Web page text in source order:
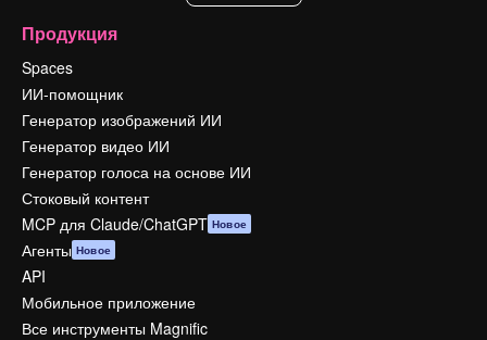
Продукция
Spaces
ИИ-помощник
Генератор изображений ИИ
Генератор видео ИИ
Генератор голоса на основе ИИ
Стоковый контент
MCP для Claude/ChatGPT Новое
Агенты Новое
API
Мобильное приложение
Все инструменты Magnific